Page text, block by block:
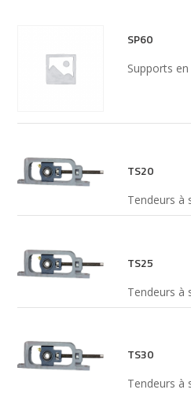
SP60
Supports
TS20
Tendeurs à
TS25
Tendeurs à
TS30
Tendeurs à